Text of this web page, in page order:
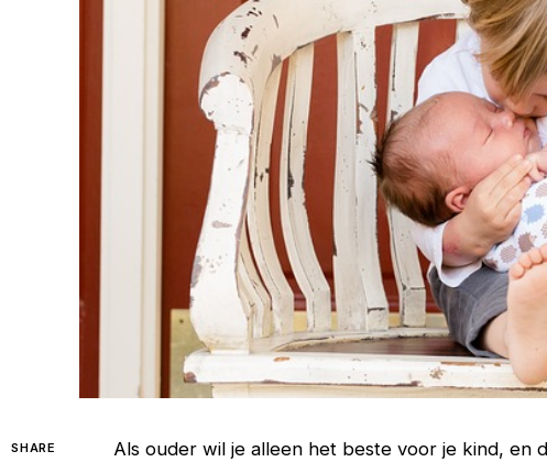
SHARE
Als ouder wil je alleen het beste voor je kind,